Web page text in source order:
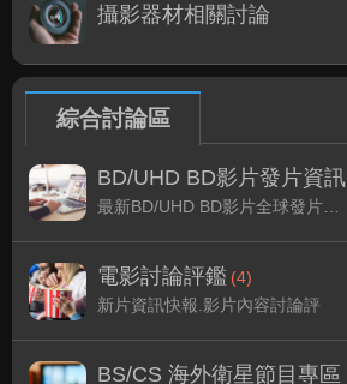
攝影器材相關討論
綜合討論區
BD/UHD BD影片發片資訊
電影討論評鑑 (4)
新片資訊快報.影片內容討論評
BS/CS 海外衛星節目專區